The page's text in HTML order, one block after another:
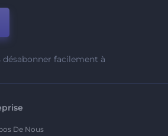
désabonner facilement à
De Nous